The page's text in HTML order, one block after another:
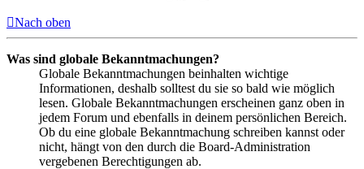
Nach oben
Was sind globale Bekanntmachungen?
Globale Bekanntmachungen beinhalten wichtige
Informationen, deshalb solltest du sie so bald wie möglich
lesen. Globale Bekanntmachungen erscheinen ganz oben in
jedem Forum und ebenfalls in deinem persönlichen Bereich.
Ob du eine globale Bekanntmachung schreiben kannst oder
nicht, hängt von den durch die Board-Administration
vergebenen Berechtigungen ab.